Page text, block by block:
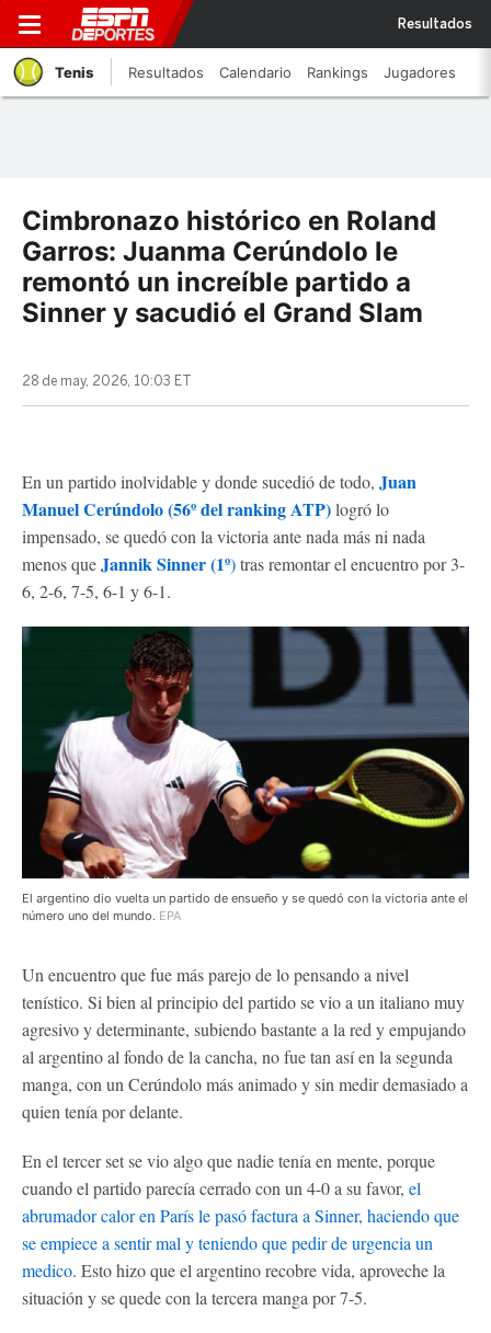
Resultados
Tenis Resultados Calendario Rankings Jugadores
Cimbronazo histórico en Roland
Garros: Juanma Cerúndolo le
remontó un increíble partido a
Sinner y sacudió el Grand Slam
28 de may, 2026, 10:03 ET
En un partido inolvidable y donde sucedió de todo, Juan
Manuel Cerúndolo (56º del ranking ATP)logró lo
impensado, se quedó con la victoria ante nada más ni nada
menos queJannik Sinner (1º)tras remontar el encuentro por 3-
6, 2-6, 7-5, 6-1 y 6-1.
El argentino dio vuelta un partido de ensueño y se quedó con la victoria ante el
número uno del mundo. EPA
Un encuentro que fue más parejo de lo pensando a nivel
tenístico. Si bien al principio del partido se vio a un italiano muy
agresivo y determinante, subiendo bastante a la red y empujando
al argentino al fondo de la cancha, no fue tan así en la segunda
manga, con un Cerúndolo más animado y sin medir demasiado a
quien tenía por delante.
En el tercer set se vio algo que nadie tenía en mente, porque
cuando el partido parecía cerrado con un 4-0 a su favor, el
abrumador calor en París le pasó factura a Sinner, haciendo que
se empiece a sentir mal y teniendo que pedir de urgencia un
medico. Esto hizo que el argentino recobre vida, aproveche la
situación y se quede con la tercera manga por 7-5.